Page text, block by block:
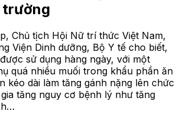
trường
Chủ tịch Hội Nữ trí thức Việt Nam,
Viện Dinh dưỡng, Bộ Y tế cho biết,
sử dụng hàng ngày, với một
quá nhiều muối trong khẩu phần ăn
kéo dài làm tăng gánh nặng lên chức
tăng nguy cơ bệnh lý như tăng